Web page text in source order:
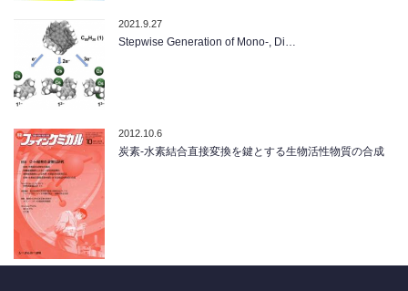
2021.9.27
Stepwise Generation of Mono-, Di…
2012.10.6
炭素-水素結合直接変換を鍵とする生物活性物質の合成